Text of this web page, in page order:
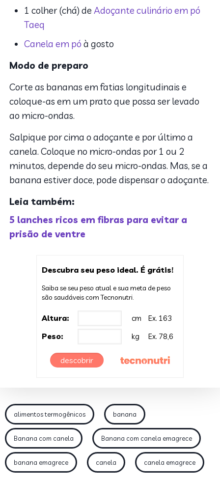
1 colher (chá) deAdoçante culinário em pó
Taeq
Canela em pó à gosto
Modo de preparo
Corte as bananas em fatias longitudinais e
coloque-as em um prato que possa ser levado
ao micro-ondas.
Salpique por cima o adoçante e por último a
canela. Coloque no micro-ondas por 1 ou 2
minutos, depende do seu micro-ondas. Mas, se a
banana estiver doce, pode dispensar o adoçante.
Leia também:
5 lanches ricos em fibras para evitar a
prisão de ventre
Descubra seu peso ideal. É grátis!
Saiba se seu peso atual e sua meta de peso
são saudáveis com Tecnonutri.
Altura: cm Ex. 163
Peso: kg Ex. 78,6
descobrir
alimentos termogênicos banana
Banana com canela Banana com canela emagrece
banana emagrece canela canela emagrece